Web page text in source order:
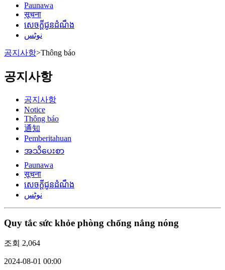
Paunawa
सूचना
សេចក្តីជូនដំណឹង
نوٹس
공지사항>Thông báo
공지사항
공지사항
Notice
Thông báo
通知
Pemberitahuan
အသိပေးစာ
Paunawa
सूचना
សេចក្តីជូនដំណឹង
نوٹس
Quy tắc sức khỏe phòng chống nắng nóng
조회 2,064
2024-08-01 00:00